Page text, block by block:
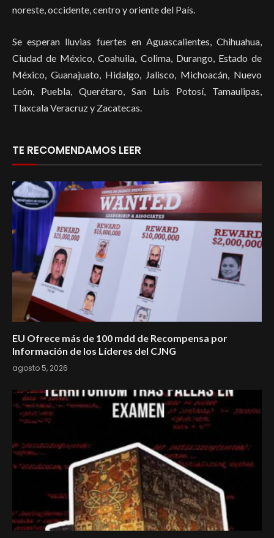
noreste, occidente, centro y oriente del País.
Se esperan lluvias fuertes en Aguascalientes, Chihuahua,
Ciudad de México, Coahuila, Colima, Durango, Estado de
México, Guanajuato, Hidalgo, Jalisco, Michoacán, Nuevo
León, Puebla, Querétaro, San Luis Potosí, Tamaulipas,
Tlaxcala Veracruz y Zacatecas.
TE RECOMENDAMOS LEER
EU Ofrece más de 100 mdd de Recompensa por
Información de los Líderes del CJNG
agosto 5, 2026